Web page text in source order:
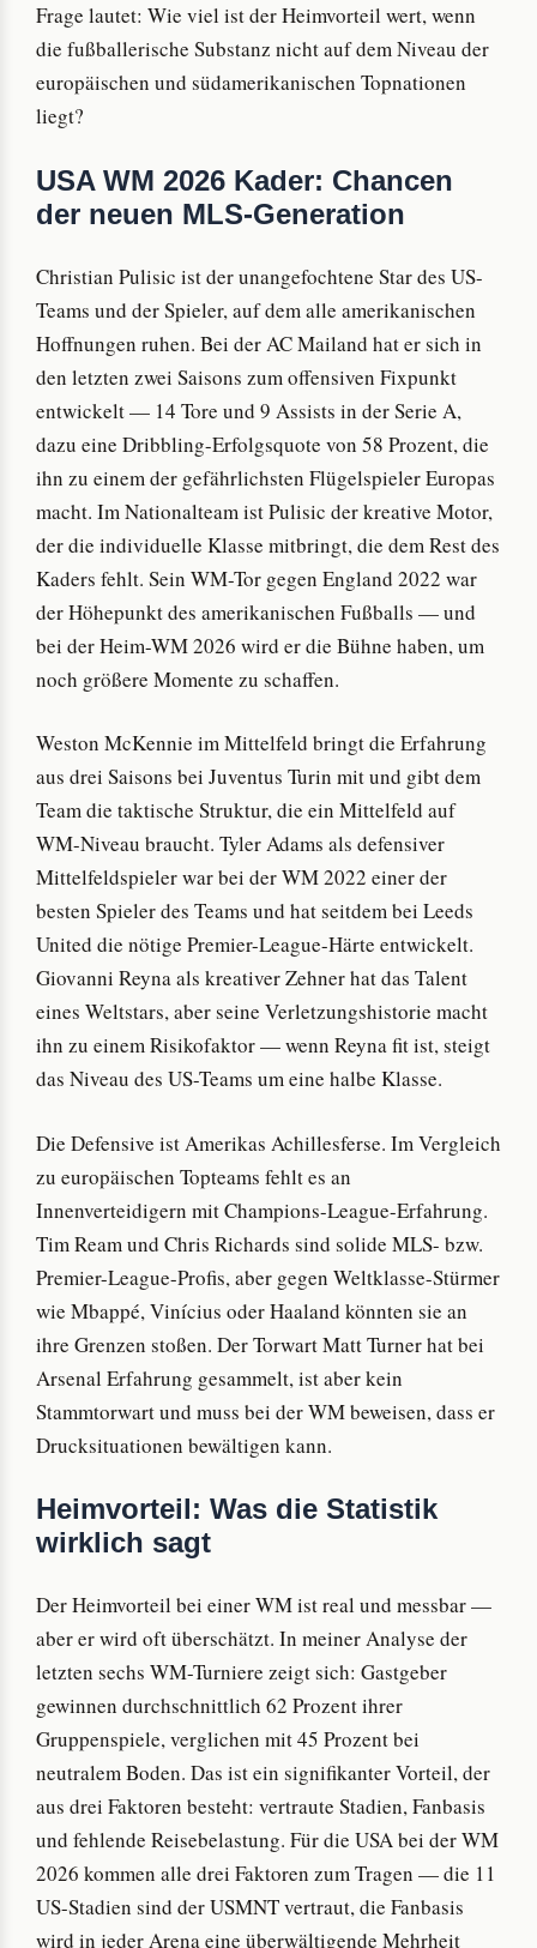
Frage lautet: Wie viel ist der Heimvorteil wert, wenn
die fußballerische Substanz nicht auf dem Niveau der
europäischen und südamerikanischen Topnationen
liegt?
USA WM 2026 Kader: Chancen
der neuen MLS-Generation
Christian Pulisic ist der unangefochtene Star des US-
Teams und der Spieler, auf dem alle amerikanischen
Hoffnungen ruhen. Bei der AC Mailand hat er sich in
den letzten zwei Saisons zum offensiven Fixpunkt
entwickelt — 14 Tore und 9 Assists in der Serie A,
dazu eine Dribbling-Erfolgsquote von 58 Prozent, die
ihn zu einem der gefährlichsten Flügelspieler Europas
macht. Im Nationalteam ist Pulisic der kreative Motor,
der die individuelle Klasse mitbringt, die dem Rest des
Kaders fehlt. Sein WM-Tor gegen England 2022 war
der Höhepunkt des amerikanischen Fußballs — und
bei der Heim-WM 2026 wird er die Bühne haben, um
noch größere Momente zu schaffen.
Weston McKennie im Mittelfeld bringt die Erfahrung
aus drei Saisons bei Juventus Turin mit und gibt dem
Team die taktische Struktur, die ein Mittelfeld auf
WM-Niveau braucht. Tyler Adams als defensiver
Mittelfeldspieler war bei der WM 2022 einer der
besten Spieler des Teams und hat seitdem bei Leeds
United die nötige Premier-League-Härte entwickelt.
Giovanni Reyna als kreativer Zehner hat das Talent
eines Weltstars, aber seine Verletzungshistorie macht
ihn zu einem Risikofaktor — wenn Reyna fit ist, steigt
das Niveau des US-Teams um eine halbe Klasse.
Die Defensive ist Amerikas Achillesferse. Im Vergleich
zu europäischen Topteams fehlt es an
Innenverteidigern mit Champions-League-Erfahrung.
Tim Ream und Chris Richards sind solide MLS- bzw.
Premier-League-Profis, aber gegen Weltklasse-Stürmer
wie Mbappé, Vinícius oder Haaland könnten sie an
ihre Grenzen stoßen. Der Torwart Matt Turner hat bei
Arsenal Erfahrung gesammelt, ist aber kein
Stammtorwart und muss bei der WM beweisen, dass er
Drucksituationen bewältigen kann.
Heimvorteil: Was die Statistik
wirklich sagt
Der Heimvorteil bei einer WM ist real und messbar —
aber er wird oft überschätzt. In meiner Analyse der
letzten sechs WM-Turniere zeigt sich: Gastgeber
gewinnen durchschnittlich 62 Prozent ihrer
Gruppenspiele, verglichen mit 45 Prozent bei
neutralem Boden. Das ist ein signifikanter Vorteil, der
aus drei Faktoren besteht: vertraute Stadien, Fanbasis
und fehlende Reisebelastung. Für die USA bei der WM
2026 kommen alle drei Faktoren zum Tragen — die 11
US-Stadien sind der USMNT vertraut, die Fanbasis
wird in jeder Arena eine überwältigende Mehrheit